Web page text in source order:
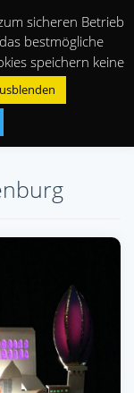
sicheren Betrieb
bestmögliche
speichern keine